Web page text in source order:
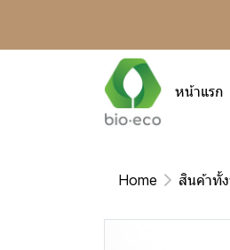
หน้าแรก
Home สินค้าทั้